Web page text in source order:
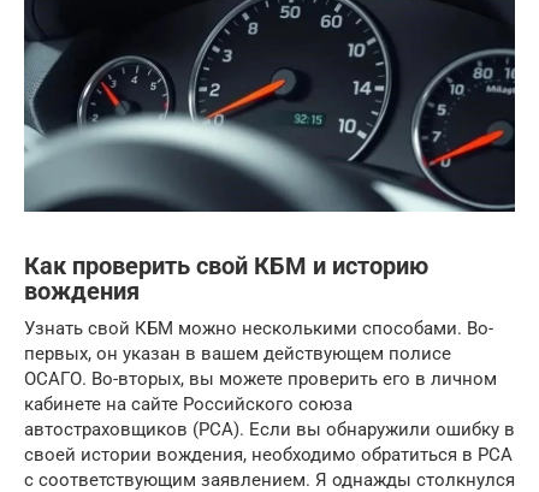
Как проверить свой КБМ и историю
вождения
Узнать свой КБМ можно несколькими способами. Во-
первых, он указан в вашем действующем полисе
ОСАГО. Во-вторых, вы можете проверить его в личном
кабинете на сайте Российского союза
автостраховщиков (РСА). Если вы обнаружили ошибку в
своей истории вождения, необходимо обратиться в РСА
с соответствующим заявлением. Я однажды столкнулся